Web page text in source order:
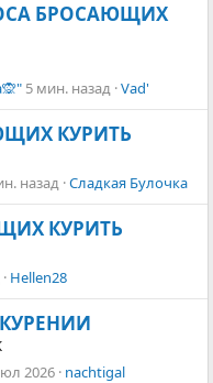
БРОСАЮЩИХ
5 мин. назад Vad'
КУРИТЬ
назад Сладкая Булочка
КУРИТЬ
Hellen28
2026 nachtigal